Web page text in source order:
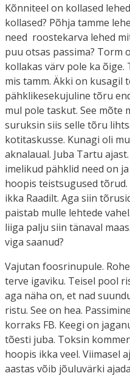
Kõnniteel on kollased
kollased? Põhja tamme
need roostekarva lehed
puu otsas passima? Torm
kollakas värv pole ka
mis tamm. Äkki on kusagil
pähklikesekujuline tõru
mul pole taskut. See mõte
suruksin siis selle tõru
kotitaskusse. Kunagi oli
aknalaual. Juba Tartu
imelikud pähklid need on
hoopis teistsugused
ikka Raadilt. Aga siin
paistab mulle lehtede
liiga palju siin tänaval
viga saanud?
Vajutan foosrinupule.
terve igaviku. Teisel pool
aga näha on, et nad
ristu. See on hea.
korraks FB. Keegi on
tõesti juba. Toksin
hoopis ikka veel. Viimasel
aastas võib jõuluvärki